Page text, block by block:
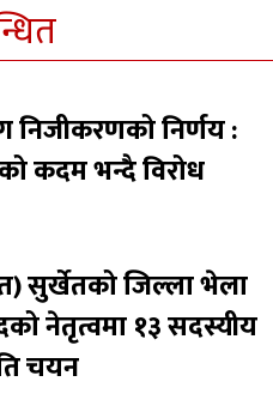
निजीकरणको निर्णय :
कदम भन्दै विरोध
सुर्खेतको जिल्ला भेला
नेतृत्वमा १३ सदस्यीय
चयन